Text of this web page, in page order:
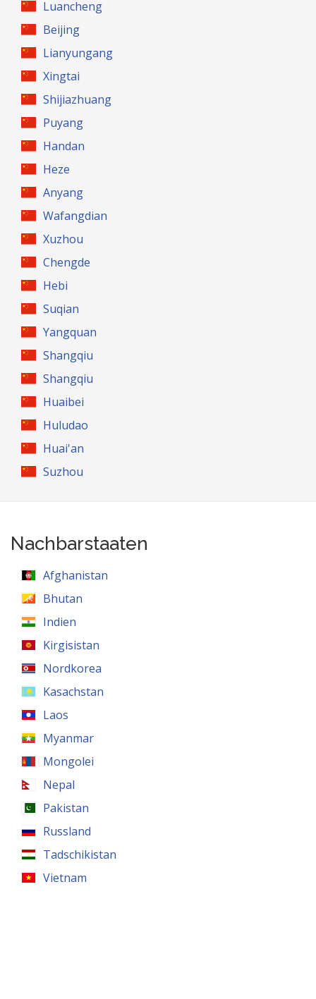
Luancheng
Beijing
Lianyungang
Xingtai
Shijiazhuang
Puyang
Handan
Heze
Anyang
Wafangdian
Xuzhou
Chengde
Hebi
Suqian
Yangquan
Shangqiu
Shangqiu
Huaibei
Huludao
Huai'an
Suzhou
Nachbarstaaten
Afghanistan
Bhutan
Indien
Kirgisistan
Nordkorea
Kasachstan
Laos
Myanmar
Mongolei
Nepal
Pakistan
Russland
Tadschikistan
Vietnam